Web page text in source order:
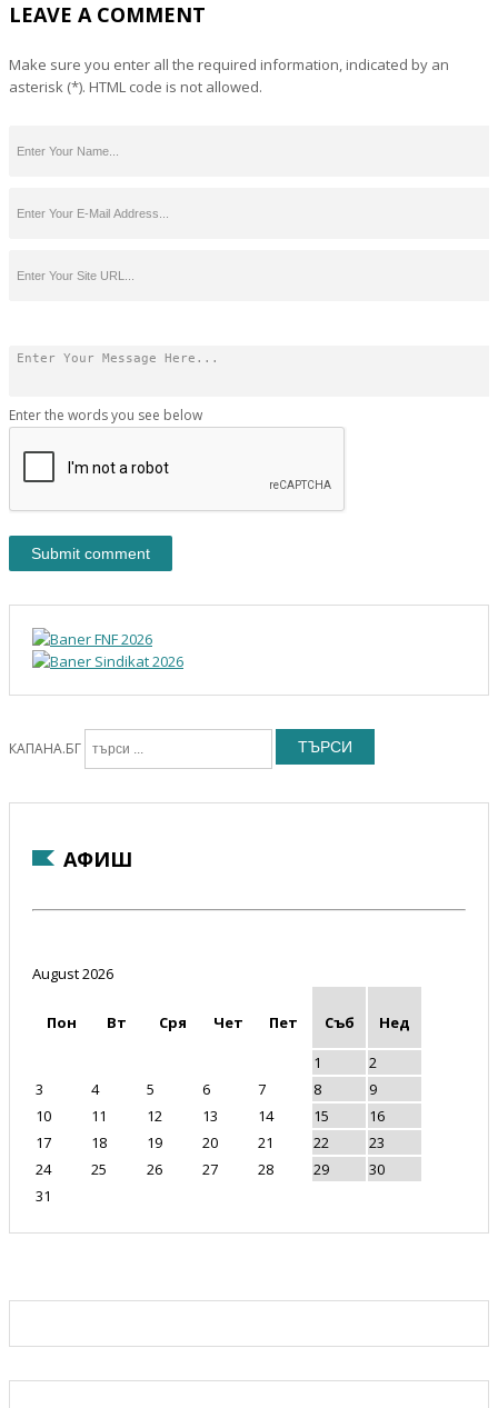
LEAVE A COMMENT
Make sure you enter all the required information, indicated by an
asterisk (*). HTML code is not allowed.
Enter the words you see below
КАПАНА.БГ ТЪРСИ
АФИШ
August 2026
Пон Вт Сря Чет Пет Съб
Нед
1
2
3
4 5 6 7 8
9
10
11 12 13 14 15
16
17
18 19 20 21 22
23
24
25 26 27 28 29
30
31